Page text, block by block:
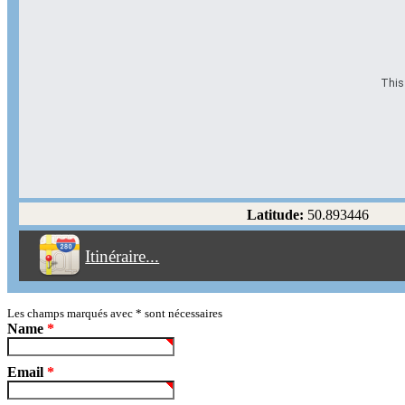
This
Latitude: 50.893446
Itinéraire...
Éviter les autoroutes
Éviter les péages
Partir! Reset
Les champs marqués avec * sont nécessaires
Name *
Email *